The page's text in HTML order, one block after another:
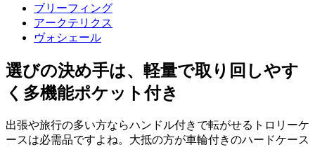
ブリーフィング
アークテリクス
ヴォシェール
選びの決め手は、軽量で取り回しやす
く多機能ポケット付き
出張や旅行の多い方ならハンドル付きで転がせるトロリーケ
ースは必需品ですよね。大抵の方が車輪付きのハードケース